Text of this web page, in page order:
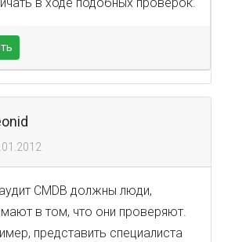
CMDB должны люди,
в том, что они проверяют.
представить специалиста